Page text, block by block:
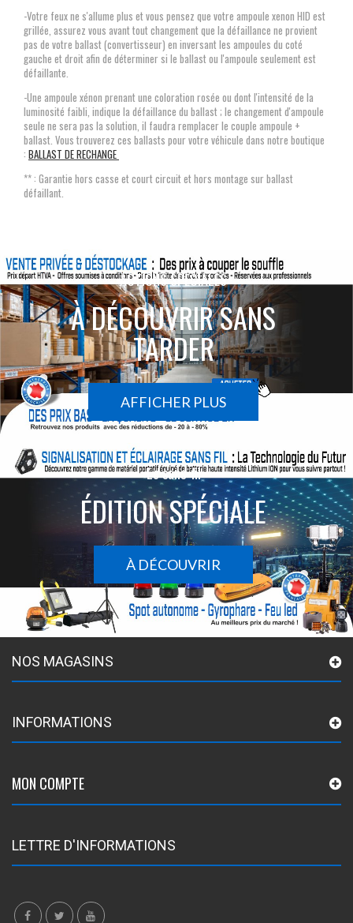
-Votre feux ne s'allume plus et vous pensez que votre ampoule xenon HID est
grillée, assurez vous avant tout changement que la défaillance ne provient
pas de votre ballast (convertisseur) en inversant les ampoules du coté
gauche et droit afin de déterminer si le ballast ou l'ampoule seulement est
défaillante.
-Une ampoule xénon prenant une coloration rosée ou dont l'intensité de la
luminosité faibli, indique la défaillance du ballast ; le changement d'ampoule
seule ne sera pas la solution, il faudra remplacer le couple ampoule +
ballast. Vous trouverez ces ballasts pour votre véhicule dans notre boutique
: BALLAST DE RECHANGE
** : Garantie hors casse et court circuit et hors montage sur ballast
défaillant.
ACTIONS SPÉCIALES
À DÉCOUVRIR SANS
TARDER
AFFICHER PLUS
Le sans-fil
ÉDITION SPÉCIALE
À DÉCOUVRIR
NOS MAGASINS
INFORMATIONS
MON COMPTE
LETTRE D'INFORMATIONS